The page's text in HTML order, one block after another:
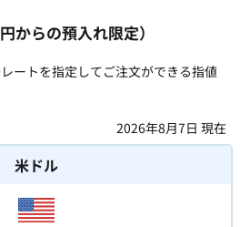
からの預入れ限定）
ートを指定してご注文ができる指値
2026年8月7日 現在
米ドル